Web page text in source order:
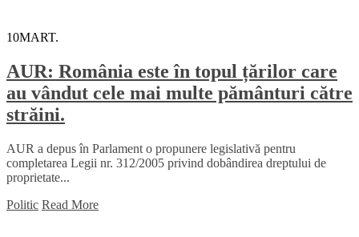
10MART.
AUR: România este în topul țărilor care
au vândut cele mai multe pământuri către
străini.
AUR a depus în Parlament o propunere legislativă pentru
completarea Legii nr. 312/2005 privind dobândirea dreptului de
proprietate...
Politic Read More